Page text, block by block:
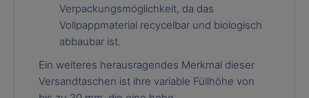
Verpackungsmöglichkeit, da das
Vollpappmaterial recycelbar und biologisch
abbaubar ist.
Ein weiteres herausragendes Merkmal dieser
Versandtaschen ist ihre variable Füllhöhe von